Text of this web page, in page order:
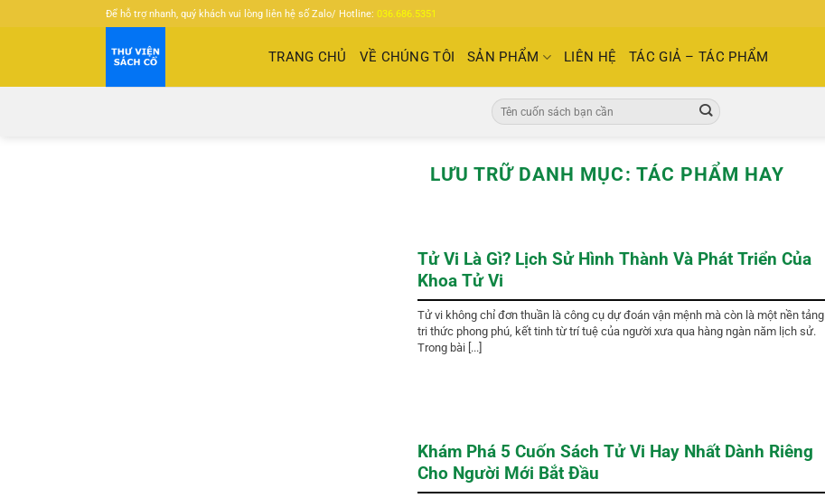
Để hỗ trợ nhanh, quý khách vui lòng liên hệ số Zalo/ Hotline: 036.686.5351
TRANG CHỦ VỀ CHÚNG TÔI SẢN PHẨM LIÊN HỆ TÁC GIẢ – TÁC PHẨM
Tìm
kiếm:
LƯU TRỮ DANH MỤC: TÁC PHẨM HAY
Tử Vi Là Gì? Lịch Sử Hình Thành Và Phát Triển Của
Khoa Tử Vi
Tử vi không chỉ đơn thuần là công cụ dự đoán vận mệnh mà còn là một nền tảng
tri thức phong phú, kết tinh từ trí tuệ của người xưa qua hàng ngàn năm lịch sử.
Trong bài [...]
Khám Phá 5 Cuốn Sách Tử Vi Hay Nhất Dành Riêng
Cho Người Mới Bắt Đầu